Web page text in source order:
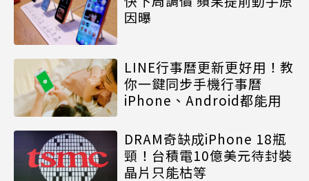
因曝
LINE行事曆更新更好用！教
你一鍵同步手機行事曆
iPhone、Android都能用
DRAM奇缺成iPhone 18瓶
頸！台積電10億美元待封裝
晶片只能枯等